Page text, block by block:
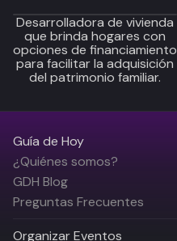
Desarrolladora de vivienda
que brinda hogares con
opciones de financiamiento
para facilitar la adquisición
del patrimonio familiar.
Guía de Hoy
¿Quiénes somos?
GDH Blog
Preguntas Frecuentes
Organizar Eventos